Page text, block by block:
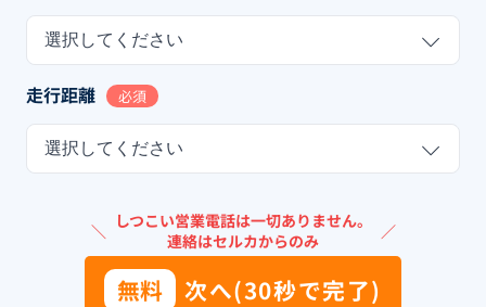
選択してください
走行距離 必須
選択してください
＼ しつこい営業電話は一切ありません。
連絡はセルカからのみ
／
無料 次へ(30秒で完了)